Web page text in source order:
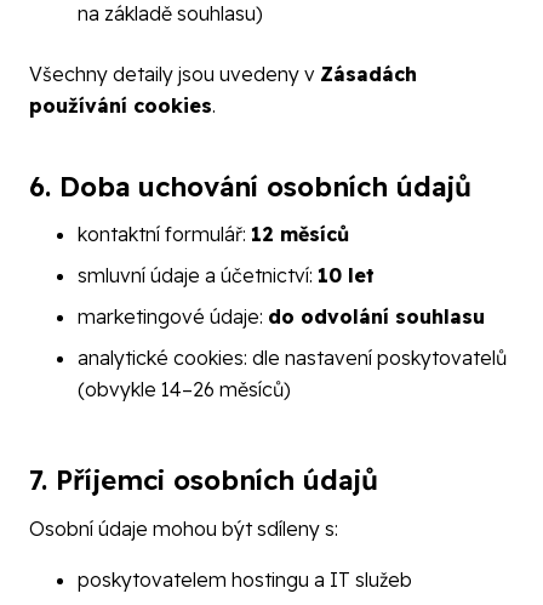
na základě souhlasu)
Všechny detaily jsou uvedeny v Zásadách
používání cookies.
6. Doba uchování osobních údajů
kontaktní formulář: 12 měsíců
smluvní údaje a účetnictví: 10 let
marketingové údaje: do odvolání souhlasu
analytické cookies: dle nastavení poskytovatelů
(obvykle 14–26 měsíců)
7. Příjemci osobních údajů
Osobní údaje mohou být sdíleny s:
poskytovatelem hostingu a IT služeb